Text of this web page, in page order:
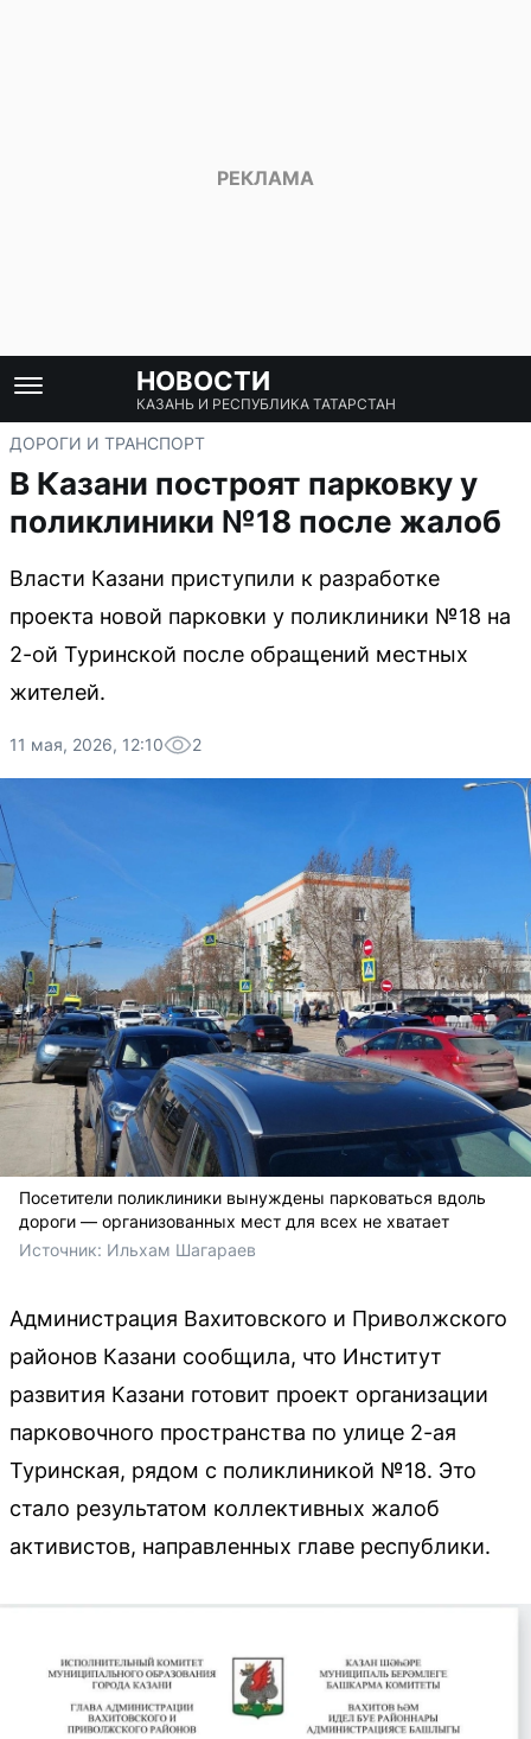
НОВОСТИ
КАЗАНЬ И РЕСПУБЛИКА ТАТАРСТАН
ДОРОГИ И ТРАНСПОРТ
В Казани построят парковку у
поликлиники №18 после жалоб
Власти Казани приступили к разработке
проекта новой парковки у поликлиники №18 на
2-ой Туринской после обращений местных
жителей.
11 мая, 2026, 12:10 2
Посетители поликлиники вынуждены парковаться вдоль
дороги — организованных мест для всех не хватает
Источник: Ильхам Шагараев
Администрация Вахитовского и Приволжского
районов Казани сообщила, что Институт
развития Казани готовит проект организации
парковочного пространства по улице 2-ая
Туринская, рядом с поликлиникой №18. Это
стало результатом коллективных жалоб
активистов, направленных главе республики.